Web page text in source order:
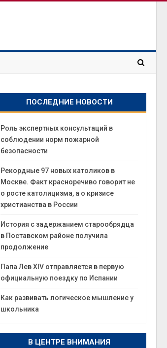
ПОСЛЕДНИЕ НОВОСТИ
Роль экспертных консультаций в
соблюдении норм пожарной
безопасности
Рекордные 97 новых католиков в
Москве. Факт красноречиво говорит не
о росте католицизма, а о кризисе
христианства в России
История с задержанием старообрядца
в Поставском районе получила
продолжение
Папа Лев XIV отправляется в первую
официальную поездку по Испании
Как развивать логическое мышление у
школьника
В ЦЕНТРЕ ВНИМАНИЯ